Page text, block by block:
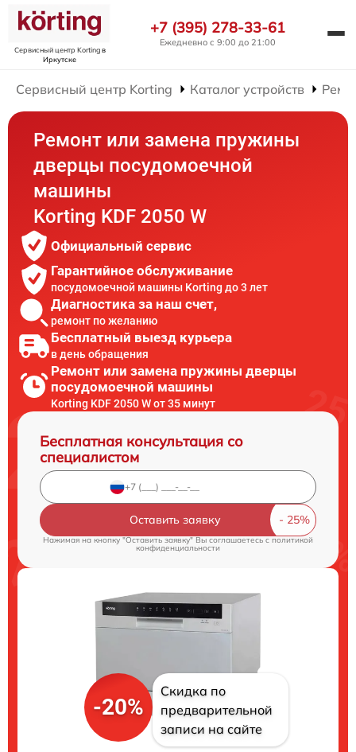
Сервисный центр Kortingв
Иркутске
+7 (395) 278-33-61
Ежедневно с 9:00 до 21:00
Сервисный центр Korting Каталог устройств
Ремонт или замена пружины
дверцы посудомоечной
машины
Korting KDF 2050 W
Официальный сервис
Гарантийное обслуживание
посудомоечной машины Korting до 3 лет
Диагностика за наш счет,
ремонт по желанию
Бесплатный выезд курьера
в день обращения
Ремонт или замена пружины дверцы
посудомоечной машины
Korting KDF 2050 W от 35 минут
Бесплатная консультация со
специалистом
Оставить заявку
Нажимая на кнопку "Оставить заявку" Вы соглашаетесь cполитикой
конфиденциальности
-20%
Скидка по
предварительной
записи на сайте